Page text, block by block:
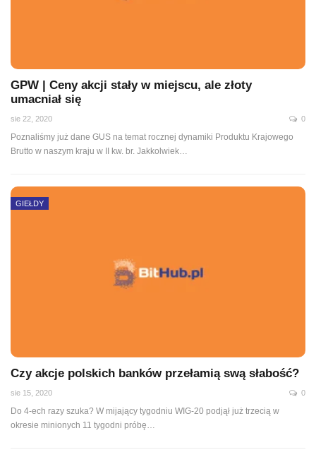
GPW | Ceny akcji stały w miejscu, ale złoty
umacniał się
sie 22, 2020 0
Poznaliśmy już dane GUS na temat rocznej dynamiki Produktu Krajowego
Brutto w naszym kraju w II kw. br. Jakkolwiek…
GIEŁDY
Czy akcje polskich banków przełamią swą słabość?
sie 15, 2020 0
Do 4-ech razy szuka? W mijający tygodniu WIG-20 podjął już trzecią w
okresie minionych 11 tygodni próbę…